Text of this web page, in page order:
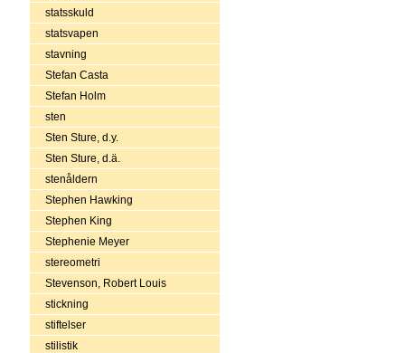
statsskuld
statsvapen
stavning
Stefan Casta
Stefan Holm
sten
Sten Sture, d.y.
Sten Sture, d.ä.
stenåldern
Stephen Hawking
Stephen King
Stephenie Meyer
stereometri
Stevenson, Robert Louis
stickning
stiftelser
stilistik